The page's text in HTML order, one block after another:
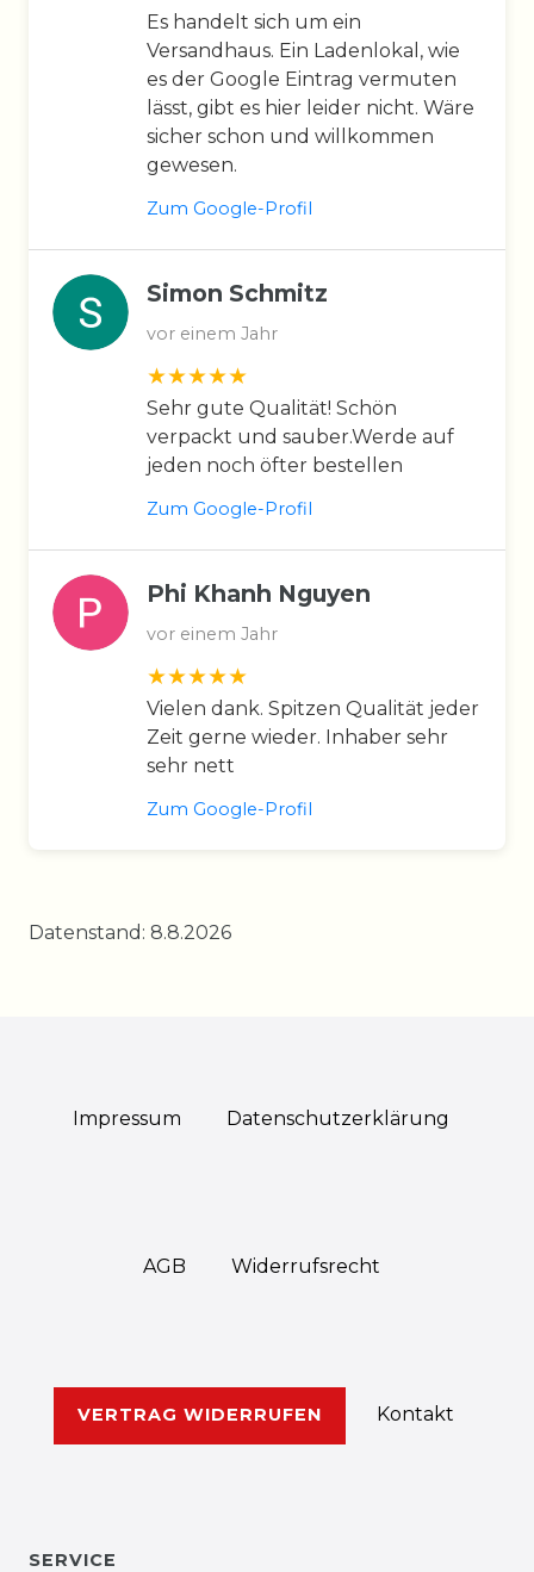
Es handelt sich um ein
Versandhaus. Ein Ladenlokal, wie
es der Google Eintrag vermuten
lässt, gibt es hier leider nicht. Wäre
sicher schon und willkommen
gewesen.
Zum Google-Profil
Simon Schmitz
vor einem Jahr
Sehr gute Qualität! Schön
verpackt und sauber.Werde auf
jeden noch öfter bestellen
Zum Google-Profil
Phi Khanh Nguyen
vor einem Jahr
Vielen dank. Spitzen Qualität jeder
Zeit gerne wieder. Inhaber sehr
sehr nett
Zum Google-Profil
Datenstand: 8.8.2026
Impressum Daten­schutz­erklärung
AGB Widerrufs­recht
VERTRAG WIDERRUFEN Kontakt
SERVICE